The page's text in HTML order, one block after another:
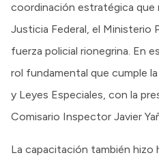
coordinación estratégica que
Justicia Federal, el Ministerio
fuerza policial rionegrina. En
rol fundamental que cumple
y Leyes Especiales, con la
Comisario Inspector Javier
La capacitación también hizo